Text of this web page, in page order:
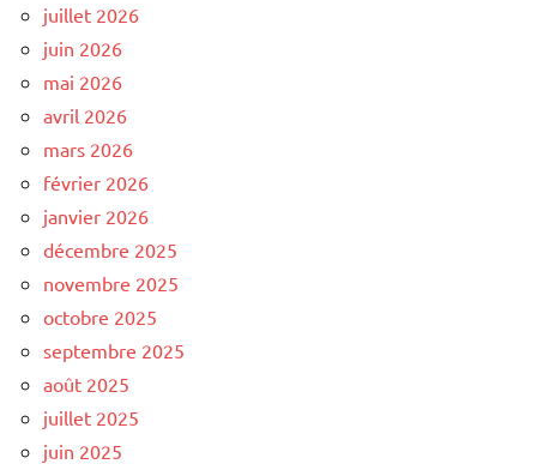
juillet 2026
juin 2026
mai 2026
avril 2026
mars 2026
février 2026
janvier 2026
décembre 2025
novembre 2025
octobre 2025
septembre 2025
août 2025
juillet 2025
juin 2025